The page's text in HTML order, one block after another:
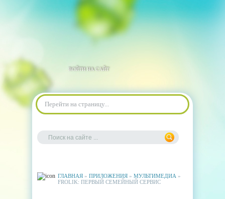
ВОЙТИ НА САЙТ
Перейти на страницу...
ГЛАВНАЯ » ПРИЛОЖЕНИЯ » МУЛЬТИМЕДИА »
FROLIK: ПЕРВЫЙ СЕМЕЙНЫЙ СЕРВИС